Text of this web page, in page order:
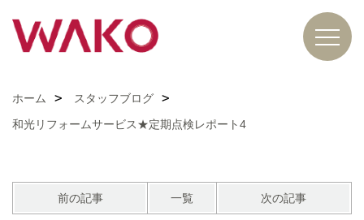
ホーム
スタッフブログ
和光リフォームサービス★定期点検レポート4
前の記事 一覧 次の記事